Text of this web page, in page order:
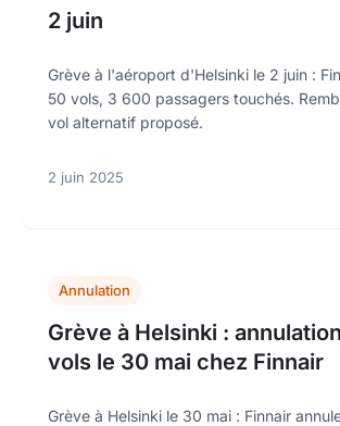
2 juin
Grève à l'aéroport d'Helsinki le 2 juin :
50 vols, 3 600 passagers touchés.
vol alternatif proposé.
2 juin 2025
Annulation
Grève à Helsinki :
vols le 30 mai chez Finnair
Grève à Helsinki le 30 mai : Finnair